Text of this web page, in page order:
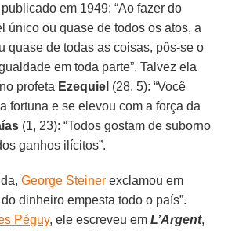
publicado em 1949: “Ao fazer do
único ou quase de todos os atos, a
quase de todas as coisas, pôs-se o
em toda parte”. Talvez ela
profeta Ezequiel (28, 5): “Você
fortuna e se elevou com a força da
(1, 23): “Todos gostam de suborno
ganhos ilícitos”.
George Steiner exclamou em
dinheiro empesta todo o país”.
Péguy, ele escreveu emL’Argent,